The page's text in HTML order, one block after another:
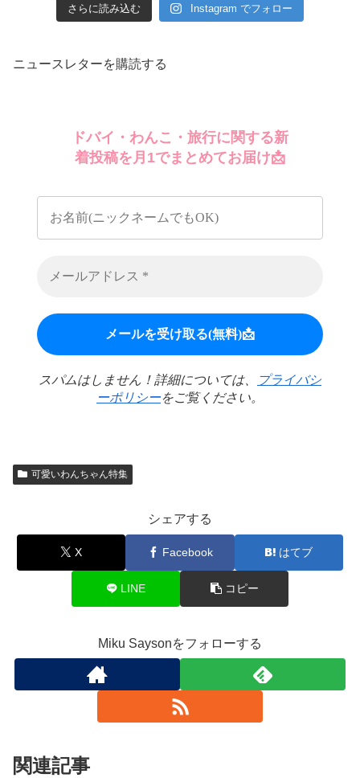
さらに読み込む Instagram でフォロー
ニュースレターを購読する
ドバイ・わんこ・旅行に関する新
着投稿を月1でまとめてお届け📩
スパムはしません！詳細については、
プライバシ
ーポリシーをご覧ください。
可愛いわんちゃん特集
シェアする
X Facebook はてブ
LINE コピー
Miku Saysonをフォローする
関連記事